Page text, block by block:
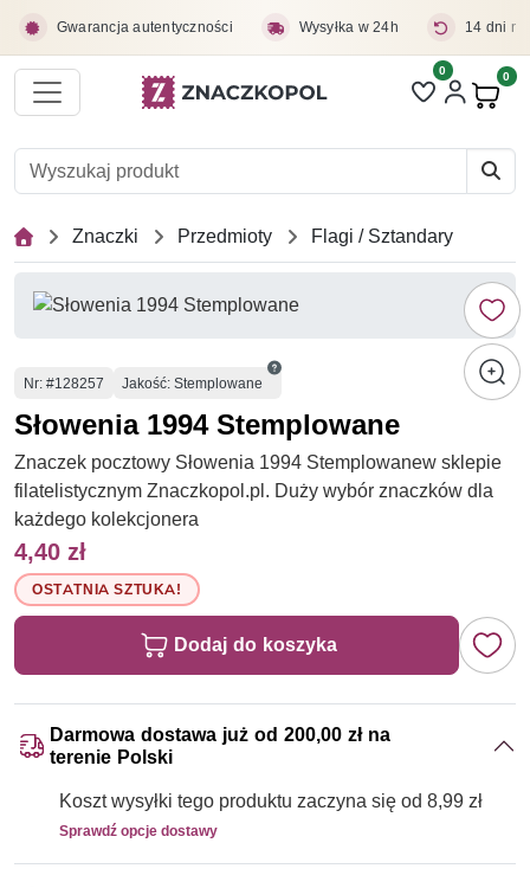
Gwarancja autentyczności Wysyłka w 24h 14 dni
Liczba pozycji
0 0
Znaczki Przedmioty Flagi / Sztandary
Numer
Nr: #128257 Jakość: Stemplowane
Słowenia 1994 Stemplowane
Znaczek pocztowy Słowenia 1994 Stemplowanew sklepie
filatelistycznym Znaczkopol.pl. Duży wybór znaczków dla
każdego kolekcjonera
4,40 zł
OSTATNIA SZTUKA!
Dodaj do koszyka
Darmowa dostawa już od 200,00 zł na
terenie Polski
Koszt wysyłki tego produktu zaczyna się od 8,99 zł
Sprawdź opcje dostawy